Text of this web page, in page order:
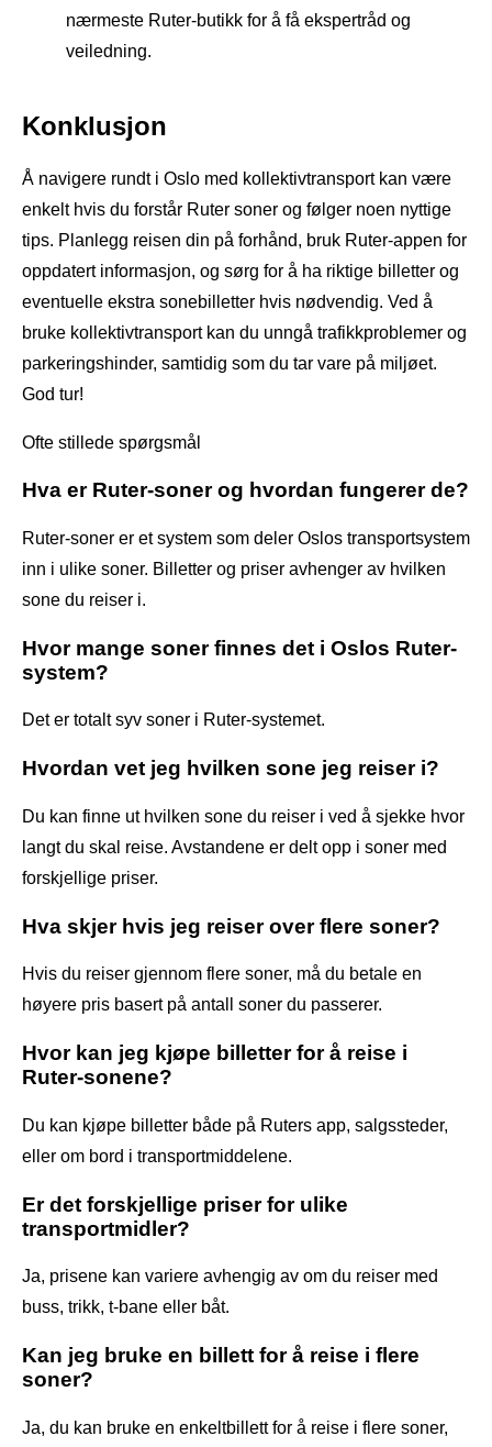
nærmeste Ruter-butikk for å få ekspertråd og
veiledning.
Konklusjon
Å navigere rundt i Oslo med kollektivtransport kan være
enkelt hvis du forstår Ruter soner og følger noen nyttige
tips. Planlegg reisen din på forhånd, bruk Ruter-appen for
oppdatert informasjon, og sørg for å ha riktige billetter og
eventuelle ekstra sonebilletter hvis nødvendig. Ved å
bruke kollektivtransport kan du unngå trafikkproblemer og
parkeringshinder, samtidig som du tar vare på miljøet.
God tur!
Ofte stillede spørgsmål
Hva er Ruter-soner og hvordan fungerer de?
Ruter-soner er et system som deler Oslos transportsystem
inn i ulike soner. Billetter og priser avhenger av hvilken
sone du reiser i.
Hvor mange soner finnes det i Oslos Ruter-
system?
Det er totalt syv soner i Ruter-systemet.
Hvordan vet jeg hvilken sone jeg reiser i?
Du kan finne ut hvilken sone du reiser i ved å sjekke hvor
langt du skal reise. Avstandene er delt opp i soner med
forskjellige priser.
Hva skjer hvis jeg reiser over flere soner?
Hvis du reiser gjennom flere soner, må du betale en
høyere pris basert på antall soner du passerer.
Hvor kan jeg kjøpe billetter for å reise i
Ruter-sonene?
Du kan kjøpe billetter både på Ruters app, salgssteder,
eller om bord i transportmiddelene.
Er det forskjellige priser for ulike
transportmidler?
Ja, prisene kan variere avhengig av om du reiser med
buss, trikk, t-bane eller båt.
Kan jeg bruke en billett for å reise i flere
soner?
Ja, du kan bruke en enkeltbillett for å reise i flere soner,